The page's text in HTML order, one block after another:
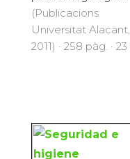
(Publicacions
Universitat Alacant,
2011) · 258 pàg. ·